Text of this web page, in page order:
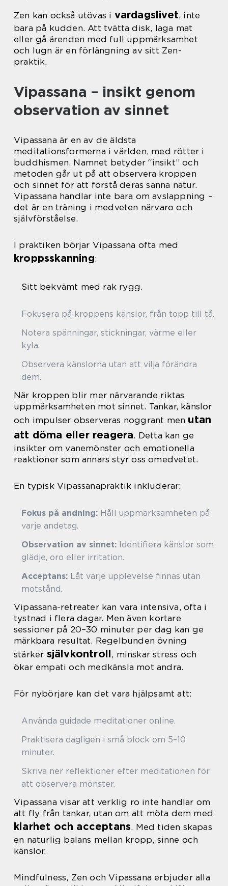
Zen kan också utövas i vardagslivet, inte
bara på kudden. Att tvätta disk, laga mat
eller gå ärenden med full uppmärksamhet
och lugn är en förlängning av sitt Zen-
praktik.
Vipassana – insikt genom
observation av sinnet
Vipassana är en av de äldsta
meditationsformerna i världen, med rötter i
buddhismen. Namnet betyder “insikt” och
metoden går ut på att observera kroppen
och sinnet för att förstå deras sanna natur.
Vipassana handlar inte bara om avslappning –
det är en träning i medveten närvaro och
självförståelse.
I praktiken börjar Vipassana ofta med
kroppsskanning:
Sitt bekvämt med rak rygg.
Fokusera på kroppens känslor, från topp till tå.
Notera spänningar, stickningar, värme eller
kyla.
Observera känslorna utan att vilja förändra
dem.
När kroppen blir mer närvarande riktas
uppmärksamheten mot sinnet. Tankar, känslor
och impulser observeras noggrant men utan
att döma eller reagera. Detta kan ge
insikter om vanemönster och emotionella
reaktioner som annars styr oss omedvetet.
En typisk Vipassanapraktik inkluderar:
Fokus på andning: Håll uppmärksamheten på
varje andetag.
Observation av sinnet: Identifiera känslor som
glädje, oro eller irritation.
Acceptans: Låt varje upplevelse finnas utan
motstånd.
Vipassana-retreater kan vara intensiva, ofta i
tystnad i flera dagar. Men även kortare
sessioner på 20–30 minuter per dag kan ge
märkbara resultat. Regelbunden övning
stärker självkontroll, minskar stress och
ökar empati och medkänsla mot andra.
För nybörjare kan det vara hjälpsamt att:
Använda guidade meditationer online.
Praktisera dagligen i små block om 5–10
minuter.
Skriva ner reflektioner efter meditationen för
att observera mönster.
Vipassana visar att verklig ro inte handlar om
att fly från tankar, utan om att möta dem med
klarhet och acceptans. Med tiden skapas
en naturlig balans mellan kropp, sinne och
känslor.
Mindfulness, Zen och Vipassana erbjuder alla